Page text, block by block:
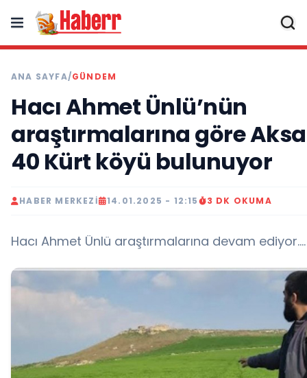
ANA SAYFA/GÜNDEM
Hacı Ahmet Ünlü’nün
araştırmalarına göre
40 Kürt köyü bulunuyor
HABER MERKEZI 14.01.2025 - 12:15 3 DK OKUMA
Hacı Ahmet Ünlü araştırmalarına devam ediyor....